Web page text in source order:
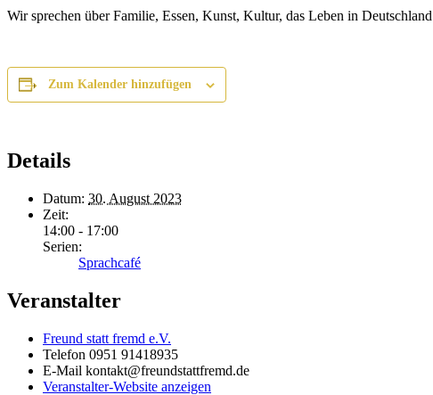
Wir sprechen über Familie, Essen, Kunst, Kultur, das Leben in
Zum Kalender hinzufügen
Details
Datum: 30. August 2023
Zeit:
14:00 - 17:00
Serien:
Sprachcafé
Veranstalter
Freund statt fremd e.V.
Telefon 0951 91418935
E-Mail kontakt@freundstattfremd.de
Veranstalter-Website anzeigen